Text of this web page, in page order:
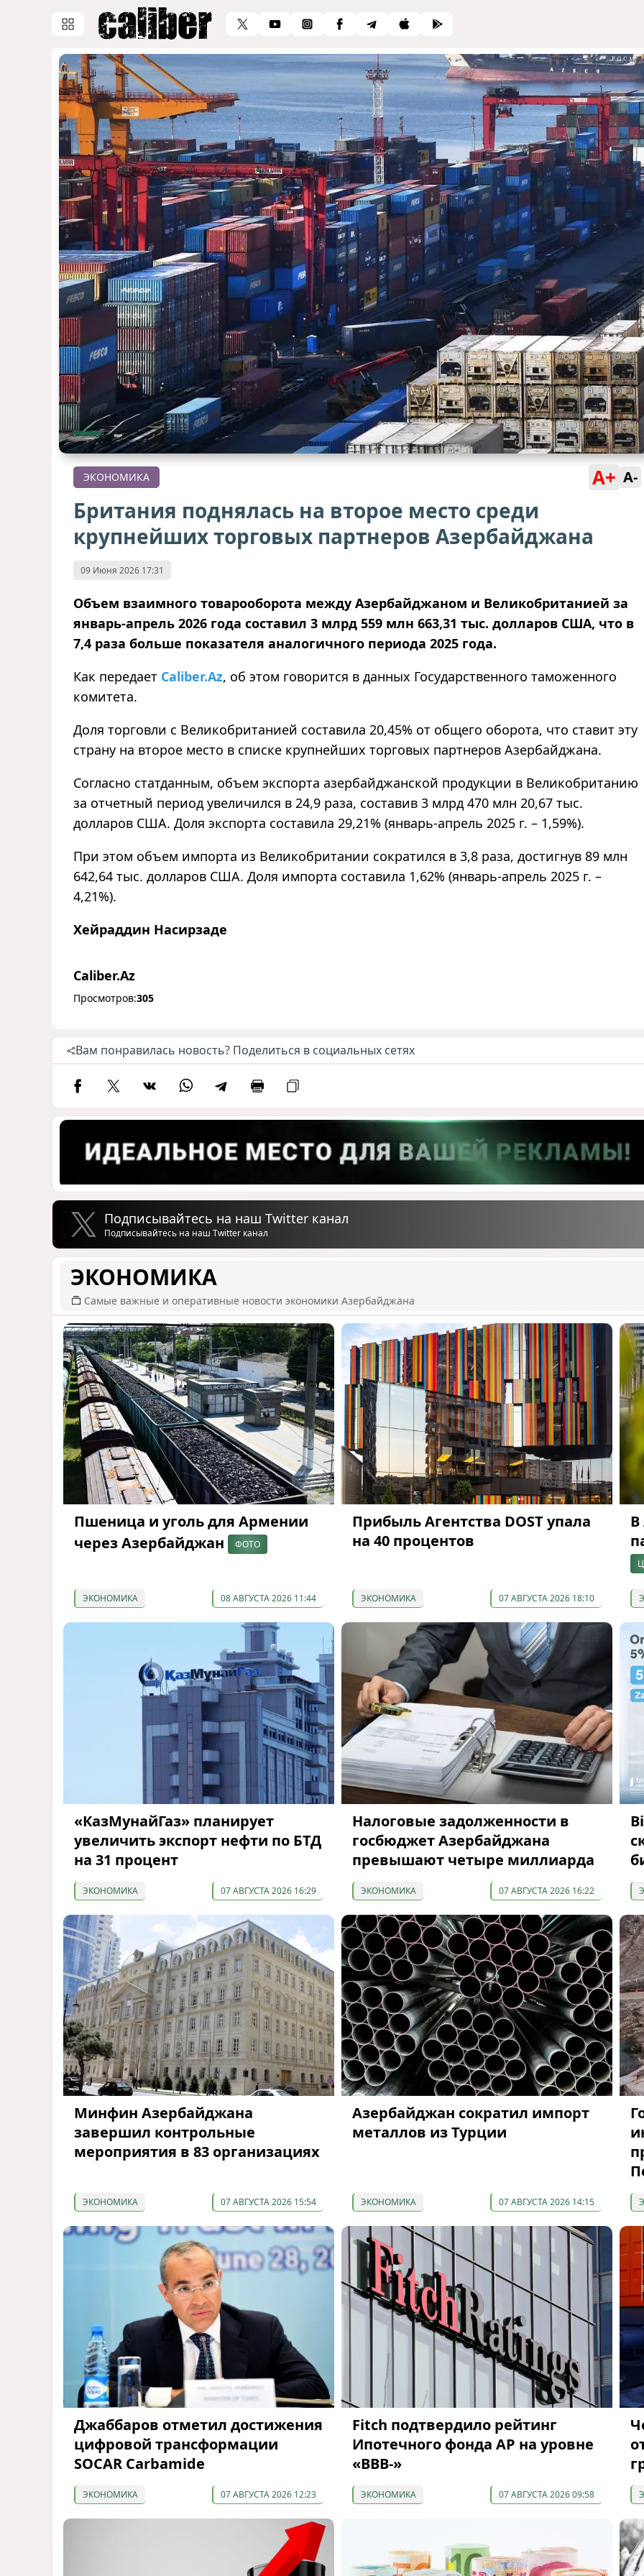
ЭКОНОМИКА A+ A-
Британия поднялась на второе место среди
крупнейших торговых партнеров Азербайджана
09 Июня 2026 17:31
Объем взаимного товарооборота между Азербайджаном и Великобританией за
январь-апрель 2026 года составил 3 млрд 559 млн 663,31 тыс. долларов США, что в
7,4 раза больше показателя аналогичного периода 2025 года.
Как передает Caliber.Az, об этом говорится в данных Государственного таможенного
комитета.
Доля торговли с Великобританией составила 20,45% от общего оборота, что ставит эту
страну на второе место в списке крупнейших торговых партнеров Азербайджана.
Согласно статданным, объем экспорта азербайджанской продукции в Великобританию
за отчетный период увеличился в 24,9 раза, составив 3 млрд 470 млн 20,67 тыс.
долларов США. Доля экспорта составила 29,21% (январь-апрель 2025 г. – 1,59%).
При этом объем импорта из Великобритании сократился в 3,8 раза, достигнув 89 млн
642,64 тыс. долларов США. Доля импорта составила 1,62% (январь-апрель 2025 г. –
4,21%).
Хейраддин Насирзаде
Caliber.Az
Просмотров:305
Вам понравилась новость? Поделиться в социальных сетях
Подписывайтесь на наш Twitter канал
Подписывайтесь на наш Twitter канал
ЭКОНОМИКА
Самые важные и оперативные новости экономики Азербайджана
Пшеница и уголь для Армении
через Азербайджан
ФОТО
ЭКОНОМИКА 08 АВГУСТА 2026 11:44
Прибыль Агентства DOST упала
на 40 процентов
ЭКОНОМИКА 07 АВГУСТА 2026 18:10
В
«КазМунайГаз» планирует
увеличить экспорт нефти по БТД
на 31 процент
ЭКОНОМИКА 07 АВГУСТА 2026 16:29
Налоговые задолженности в
госбюджет Азербайджана
превышают четыре миллиарда
ЭКОНОМИКА 07 АВГУСТА 2026 16:22
Минфин Азербайджана
завершил контрольные
мероприятия в 83 организациях
ЭКОНОМИКА 07 АВГУСТА 2026 15:54
Азербайджан сократил импорт
металлов из Турции
ЭКОНОМИКА 07 АВГУСТА 2026 14:15
Джаббаров отметил достижения
цифровой трансформации
SOCAR Carbamide
ЭКОНОМИКА 07 АВГУСТА 2026 12:23
Fitch подтвердило рейтинг
Ипотечного фонда АР на уровне
«BBB-»
ЭКОНОМИКА 07 АВГУСТА 2026 09:58